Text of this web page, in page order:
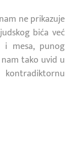
ne prikazuje
bića već
mesa, punog
tako uvid u